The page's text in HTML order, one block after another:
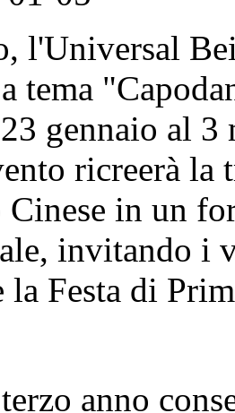
l'Universal
tema
gennaio al 3
ricreerà la
Cinese in un
invitando i
la Festa di
anno